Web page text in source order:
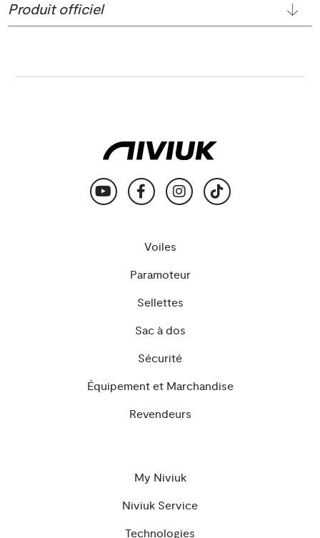
Produit officiel
Voiles
Paramoteur
Sellettes
Sac à dos
Sécurité
Équipement et Marchandise
Revendeurs
My Niviuk
Niviuk Service
Technologies